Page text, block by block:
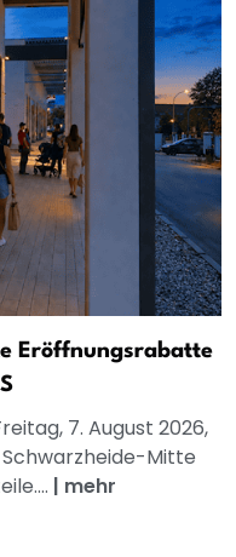
Eröffnungsrabatte
7. August 2026,
Mitte
| mehr